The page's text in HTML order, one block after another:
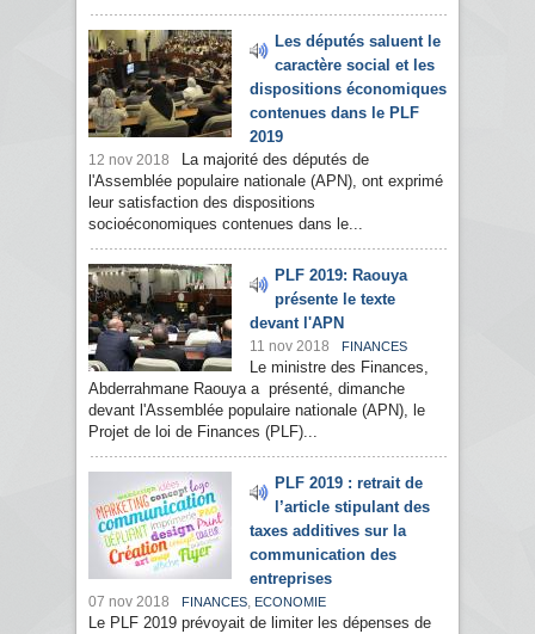
Les députés saluent le
caractère social et les
dispositions économiques
contenues dans le PLF
2019
12 nov 2018
La majorité des députés de
l'Assemblée populaire nationale (APN), ont exprimé
leur satisfaction des dispositions
socioéconomiques contenues dans le...
PLF 2019: Raouya
présente le texte
devant l'APN
11 nov 2018 FINANCES
Le ministre des Finances,
Abderrahmane Raouya a présenté, dimanche
devant l'Assemblée populaire nationale (APN), le
Projet de loi de Finances (PLF)...
PLF 2019 : retrait de
l’article stipulant des
taxes additives sur la
communication des
entreprises
07 nov 2018 FINANCES, ECONOMIE
Le PLF 2019 prévoyait de limiter les dépenses de